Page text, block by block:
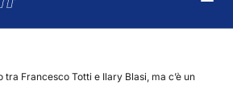
tra Francesco Totti e Ilary Blasi, ma c’è un